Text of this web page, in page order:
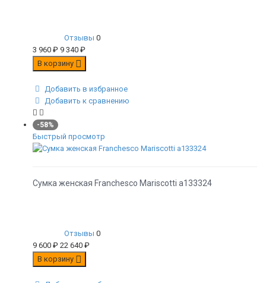
Отзывы 0
3 960 ₽ 9 340 ₽
В корзину
Добавить в избранное
Добавить к сравнению
-58%
Быстрый просмотр
Сумка женская Franchesco Mariscotti а133324
Отзывы 0
9 600 ₽ 22 640 ₽
В корзину